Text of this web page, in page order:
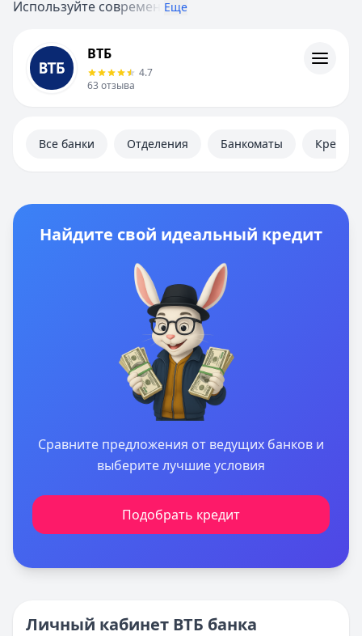
Используйте современ Еще
Кредиты
Кредитные карты
Отзывы
Контакты
Полезная информация
ВТБ
4.7
63 отзыва
Все банки Отделения Банкоматы
Найдите свой идеальный кредит
Сравните предложения от ведущих банков и
выберите лучшие условия
Подобрать кредит
Личный кабинет ВТБ банка